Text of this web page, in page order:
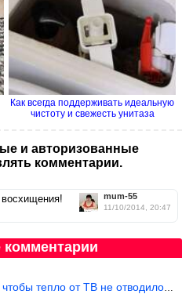
Как всегда поддерживать идеальную
чистоту и свежесть унитаза
и авторизованные
комментарии.
mum-55
11/10/2014, 20:47
комментарии
тепло от ТВ не отводилось и теле